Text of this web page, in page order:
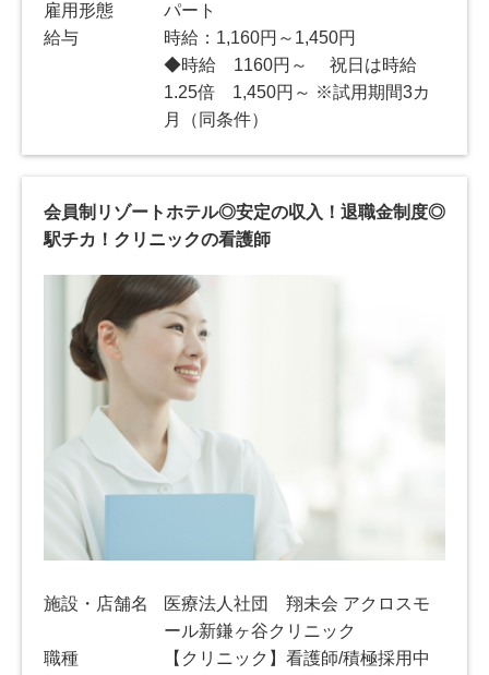
雇用形態
パート
給与
時給：1,160円～1,450円
◆時給 1160円～ 祝日は時給
1.25倍 1,450円～ ※試用期間3カ
月（同条件）
会員制リゾートホテル◎安定の収入！退職金制度◎
駅チカ！クリニックの看護師
施設・店舗名
医療法人社団 翔未会 アクロスモ
ール新鎌ヶ谷クリニック
職種
【クリニック】看護師/積極採用中